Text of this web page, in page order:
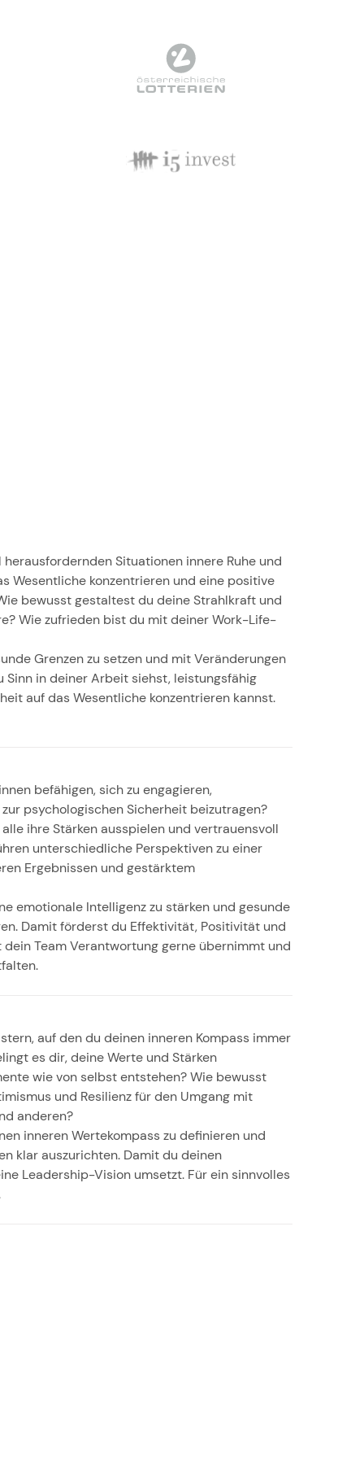
Situationen innere Ruhe und
Wesentliche konzentrieren und eine positive
bewusst gestaltest du deine Strahlkraft und
Wie zufrieden bist du mit deiner Work-Life-
Grenzen zu setzen und mit Veränderungen
Sinn in deiner Arbeit siehst, leistungsfähig
auf das Wesentliche konzentrieren kannst.
befähigen, sich zu engagieren,
psychologischen Sicherheit beizutragen?
ihre Stärken ausspielen und vertrauensvoll
unterschiedliche Perspektiven zu einer
Ergebnissen und gestärktem
emotionale Intelligenz zu stärken und gesunde
Damit förderst du Effektivität, Positivität und
Team Verantwortung gerne übernimmt und
auf den du deinen inneren Kompass immer
es dir, deine Werte und Stärken
wie von selbst entstehen? Wie bewusst
und Resilienz für den Umgang mit
anderen?
inneren Wertekompass zu definieren und
klar auszurichten. Damit du deinen
Leadership-Vision umsetzt. Für ein sinnvolles